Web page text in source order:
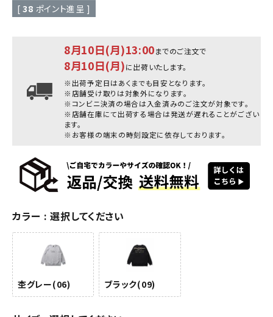
[ 38 ポイント進呈 ]
8月10日(月)13:00までのご注文で
8月10日(月)に出荷いたします。
※出荷予定日はあくまでも目安となります。
※店舗受け取りは対象外になります。
※コンビニ決済の場合は入金済みのご注文が対象です。
※店舗在庫にて出荷する場合は発送が遅れることがござい
ます。
※お客様の端末の時刻設定に依存しております。
カラー 選択してください
杢グレー(06) ブラック(09)